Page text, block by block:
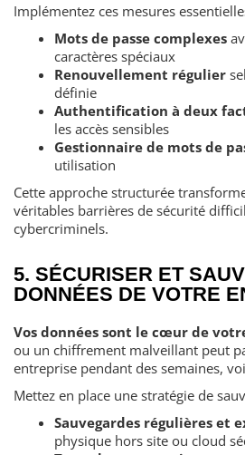
Implémentez ces mesures
Mots de passe complexes
caractères spéciaux
Renouvellement régulier
définie
Authentification à deux
les accès sensibles
Gestionnaire de mots de
utilisation
Cette approche structurée
véritables barrières de sécurité
cybercriminels.
5. SÉCURISER ET
DONNÉES DE VOTRE
Vos données sont le cœur de
ou un chiffrement malveillant peut
entreprise pendant des semaines,
Mettez en place une stratégie de
Sauvegardes régulières et
physique hors site ou cloud